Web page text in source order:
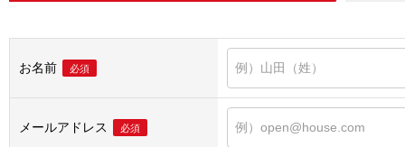
お名前 必須
メールアドレス 必須